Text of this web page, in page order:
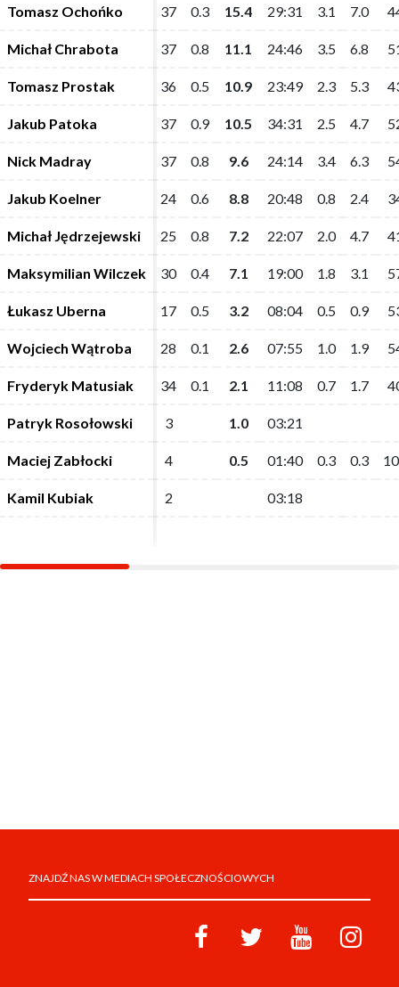
Tomasz Ochońko 37 0.3 15.4 29:31 3.1 7.0
Michał Chrabota 37 0.8 11.1 24:46 3.5 6.8
Tomasz Prostak 36 0.5 10.9 23:49 2.3 5.3
Jakub Patoka 37 0.9 10.5 34:31 2.5 4.7
Nick Madray 37 0.8 9.6 24:14 3.4 6.3
Jakub Koelner 24 0.6 8.8 20:48 0.8 2.4
Michał Jędrzejewski 25 0.8 7.2 22:07 2.0 4.7
Maksymilian Wilczek 30 0.4 7.1 19:00 1.8 3.1
Łukasz Uberna 17 0.5 3.2 08:04 0.5 0.9
Wojciech Wątroba 28 0.1 2.6 07:55 1.0 1.9
Fryderyk Matusiak 34 0.1 2.1 11:08 0.7 1.7
Patryk Rosołowski 3 1.0 03:21
Maciej Zabłocki 4 0.5 01:40 0.3 0.3
Kamil Kubiak 2 03:18
Tomasz Ochońko 37 0.3 15.4 29:31 3.1 7.0
Michał Chrabota 37 0.8 11.1 24:46 3.5 6.8
Tomasz Prostak 36 0.5 10.9 23:49 2.3 5.3
Jakub Patoka 37 0.9 10.5 34:31 2.5 4.7
Nick Madray 37 0.8 9.6 24:14 3.4 6.3
Jakub Koelner 24 0.6 8.8 20:48 0.8 2.4
Michał Jędrzejewski 25 0.8 7.2 22:07 2.0 4.7
Maksymilian Wilczek 30 0.4 7.1 19:00 1.8 3.1
Łukasz Uberna 17 0.5 3.2 08:04 0.5 0.9
Wojciech Wątroba 28 0.1 2.6 07:55 1.0 1.9
Fryderyk Matusiak 34 0.1 2.1 11:08 0.7 1.7
Patryk Rosołowski 3 1.0 03:21
Maciej Zabłocki 4 0.5 01:40 0.3 0.3
Kamil Kubiak 2 03:18
ZNAJDŹ NAS W MEDIACH SPOŁECZNOŚCIOWYCH